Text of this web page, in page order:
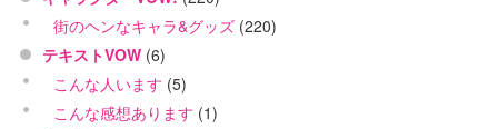
街のヘンなキャラ&グッズ (220)
テキストVOW (6)
こんな人います (5)
こんな感想あります (1)